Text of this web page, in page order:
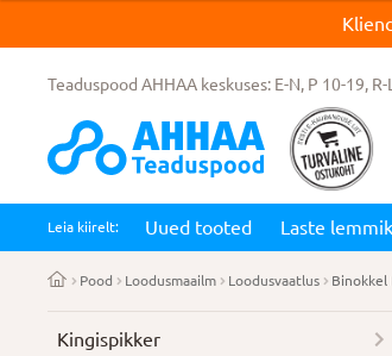
Teaduspood AHHAA keskuses: E-N, P 10-19,
Leia kiirelt: Uued tooted Laste
Pood Loodusmaailm Loodusvaatlus Binokkel
Kingispikker